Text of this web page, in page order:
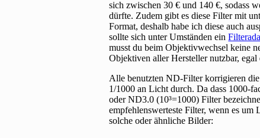
sich zwischen 30 € und 140 €, sodass
dürfte. Zudem gibt es diese Filter mit
Format, deshalb habe ich diese auch
sollte sich unter Umständen ein
musst du beim Objektivwechsel keine
Objektiven aller Hersteller nutzbar,
Alle benutzten ND-Filter korrigieren
1/1000 an Licht durch. Da dass 1000-
oder ND3.0 (10³=1000) Filter
empfehlenswerteste Filter, wenn es um
solche oder ähnliche Bilder: